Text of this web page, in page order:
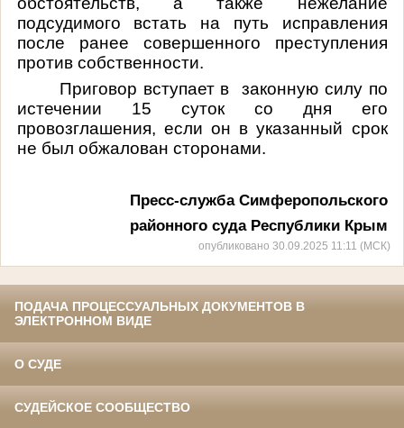
подсудимого встать на путь исправления
после ранее совершенного преступления
против собственности.
Приговор вступает в законную силу по
истечении 15 суток со дня его
провозглашения, если он в указанный срок
не был обжалован сторонами.
Пресс-служба Симферопольского
районного суда Республики Крым
опубликовано 30.09.2025 11:11 (МСК)
ПОДАЧА ПРОЦЕССУАЛЬНЫХ ДОКУМЕНТОВ В
ЭЛЕКТРОННОМ ВИДЕ
О СУДЕ
СУДЕЙСКОЕ СООБЩЕСТВО